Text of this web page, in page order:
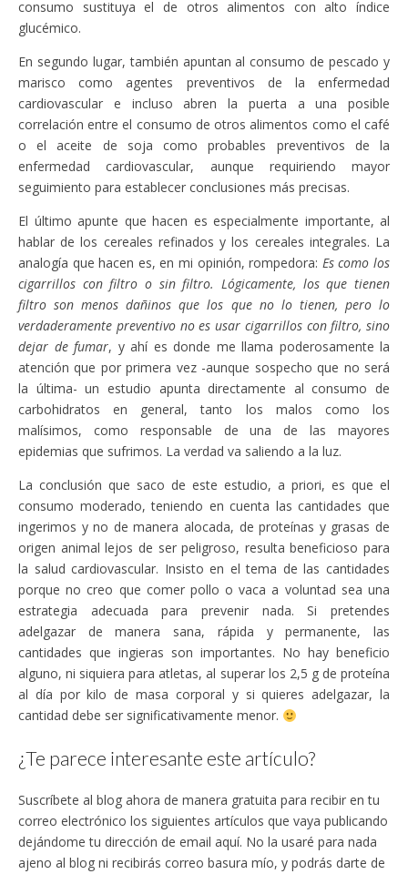
consumo sustituya el de otros alimentos con alto índice
glucémico.
En segundo lugar, también apuntan al consumo de pescado y
marisco como agentes preventivos de la enfermedad
cardiovascular e incluso abren la puerta a una posible
correlación entre el consumo de otros alimentos como el café
o el aceite de soja como probables preventivos de la
enfermedad cardiovascular, aunque requiriendo mayor
seguimiento para establecer conclusiones más precisas.
El último apunte que hacen es especialmente importante, al
hablar de los cereales refinados y los cereales integrales. La
analogía que hacen es, en mi opinión, rompedora: Es como los
cigarrillos con filtro o sin filtro. Lógicamente, los que tienen
filtro son menos dañinos que los que no lo tienen, pero lo
verdaderamente preventivo no es usar cigarrillos con filtro, sino
dejar de fumar, y ahí es donde me llama poderosamente la
atención que por primera vez -aunque sospecho que no será
la última- un estudio apunta directamente al consumo de
carbohidratos en general, tanto los malos como los
malísimos, como responsable de una de las mayores
epidemias que sufrimos. La verdad va saliendo a la luz.
La conclusión que saco de este estudio, a priori, es que el
consumo moderado, teniendo en cuenta las cantidades que
ingerimos y no de manera alocada, de proteínas y grasas de
origen animal lejos de ser peligroso, resulta beneficioso para
la salud cardiovascular. Insisto en el tema de las cantidades
porque no creo que comer pollo o vaca a voluntad sea una
estrategia adecuada para prevenir nada. Si pretendes
adelgazar de manera sana, rápida y permanente, las
cantidades que ingieras son importantes. No hay beneficio
alguno, ni siquiera para atletas, al superar los 2,5 g de proteína
al día por kilo de masa corporal y si quieres adelgazar, la
cantidad debe ser significativamente menor.
¿Te parece interesante este artículo?
Suscríbete al blog ahora de manera gratuita para recibir en tu
correo electrónico los siguientes artículos que vaya publicando
dejándome tu dirección de email aquí. No la usaré para nada
ajeno al blog ni recibirás correo basura mío, y podrás darte de